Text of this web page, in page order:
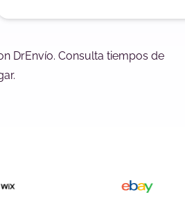
DrEnvío. Consulta tiempos de